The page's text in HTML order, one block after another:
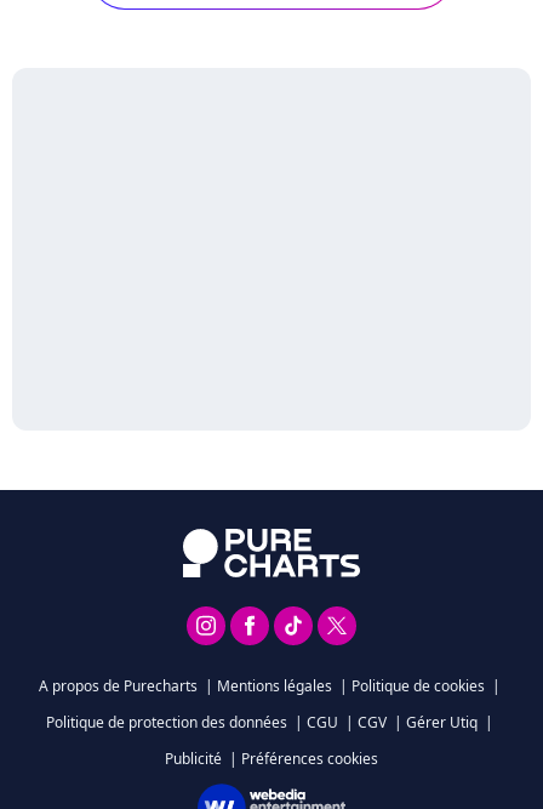
A propos de Purecharts | Mentions légales | Politique de cookies |
Politique de protection des données | CGU | CGV | Gérer Utiq |
Publicité | Préférences cookies